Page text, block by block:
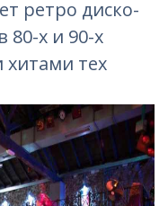
ретро диско-
80-х и 90-х
тех